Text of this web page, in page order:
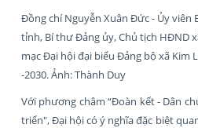
Đồng chí Nguyễn Xuân Đức - Ủy viên
tỉnh, Bí thư Đảng ủy, Chủ tịch HĐND
mạc Đại hội đại biểu Đảng bộ xã Kim
-2030. Ảnh: Thành Duy
Với phương châm “Đoàn kết - Dân
triển", Đại hội có ý nghĩa đặc biệt